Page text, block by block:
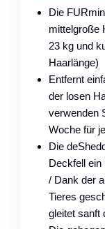
Die
mittelgroße
23 kg und
Haarlänge)
Entfernt
der losen
verwenden
Woche für
Die
Deckfell ein
/ Dank der
Tieres
gleitet sanft